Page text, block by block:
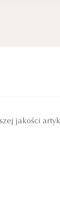
jakości